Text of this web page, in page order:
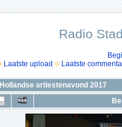
Radio
Laatste upload Laatste
Hollandse artiestenavond 2017